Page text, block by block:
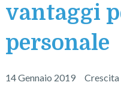
vantaggi
personale
14 Gennaio 2019 Crescita